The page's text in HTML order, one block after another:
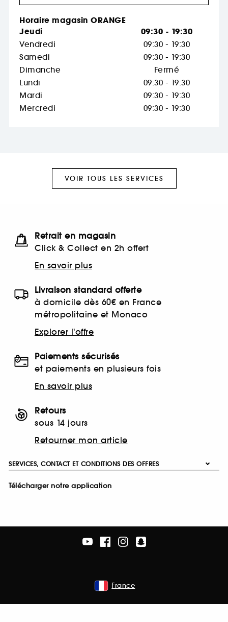
Horaire magasin ORANGE
Jeudi
09:30 - 19:30
Vendredi
09:30 - 19:30
Samedi
09:30 - 19:30
Dimanche
Fermé
Lundi
09:30 - 19:30
Mardi
09:30 - 19:30
Mercredi
09:30 - 19:30
VOIR TOUS LES SERVICES
Retrait en magasin
Click & Collect en 2h offert
En savoir plus
Livraison standard offerte
à domicile dès 60€ en France
métropolitaine et Monaco
Explorer l'offre
Paiements sécurisés
et paiements en plusieurs fois
En savoir plus
Retours
sous 14 jours
Retourner mon article
SERVICES, CONTACT ET CONDITIONS DES OFFRES
Télécharger notre application
France